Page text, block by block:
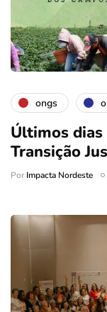
ongs
Últimos
Transição
PorImpacta Nordeste